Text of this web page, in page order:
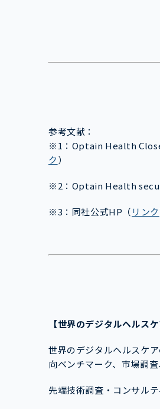
参考文献：
※1：Optain Health
ク）
※2：Optain Health
※3： 同社公式HP （ リンク
【世界のデジタルヘルス
世界のデジタルヘルスケ
向ベンチマーク、市場調
先端技術調査・コンサル